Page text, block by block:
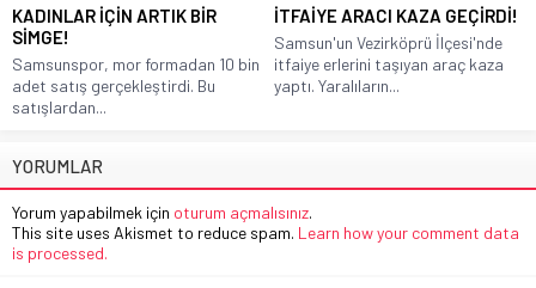
KADINLAR İÇİN ARTIK BİR
SİMGE!
Samsunspor, mor formadan 10 bin
adet satış gerçekleştirdi. Bu
satışlardan...
İTFAİYE ARACI KAZA GEÇİRDİ!
Samsun'un Vezirköprü İlçesi'nde
itfaiye erlerini taşıyan araç kaza
yaptı. Yaralıların...
YORUMLAR
Yorum yapabilmek için oturum açmalısınız.
This site uses Akismet to reduce spam. Learn how your comment data
is processed.